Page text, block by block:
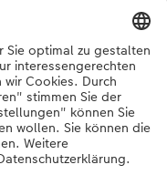
können Sie uns gerne von
Sonntag von 10:00 –
unter der
kontaktieren.